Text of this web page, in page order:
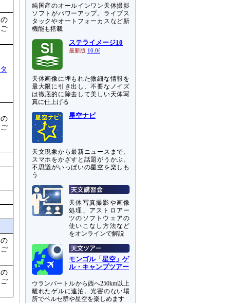
純国産のオールインワン天体撮影
ソフトがパワーアップ。ライブス
タックやオートフォーカスなど新
機能も搭載
ステライメージ10
最新版 10.0f
天体画像に埋もれた微細な情報を
最大限に引き出し、不要なノイズ
は徹底的に除去して美しい天体写
真に仕上げる
星空ナビ
天文現象から最新ニュースまで、
スマホをかざすと話題がうかぶ。
不思議がいっぱいの星空を楽しも
う
天体写真撮影や画像
処理、アストロアー
ツのソフトウェアの
使いこなし方法など
をオンラインで解説
モンゴル「星空」ゲ
ル・キャンプツアー
ウランバートルから西へ250km以上
離れたゲルに連泊。光害のない場
所でペルセ群や星空を楽しめます